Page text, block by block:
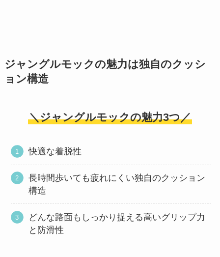
ジャングルモックの魅力は独自のクッシ
ョン構造
＼ジャングルモックの魅力3つ／
快適な着脱性
長時間歩いても疲れにくい独自のクッション
構造
どんな路面もしっかり捉える高いグリップ力
と防滑性